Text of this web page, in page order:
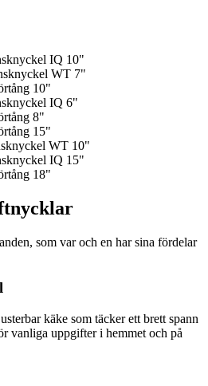
IQ 10"
WT 7"
10"
IQ 6"
8"
15"
WT 10"
IQ 15"
18"
som var och en har sina fördelar
käke som täcker ett brett spann
vanliga uppgifter i hemmet och på